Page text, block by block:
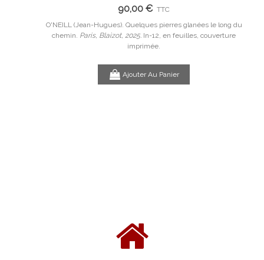
90,00 € TTC
O'NEILL (Jean-Hugues). Quelques pierres glanées le long du
chemin. Paris, Blaizot, 2025. In-12, en feuilles, couverture
imprimée.
Ajouter Au Panier